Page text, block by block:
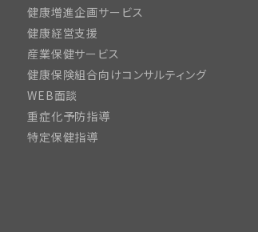
健康増進企画サービス
健康経営支援
産業保健サービス
健康保険組合向けコンサルティング
WEB面談
重症化予防指導
特定保健指導